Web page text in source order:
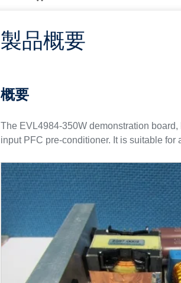
製品概要
概要
The EVL4984-350W demonstration
input PFC pre-conditioner. It is suitable